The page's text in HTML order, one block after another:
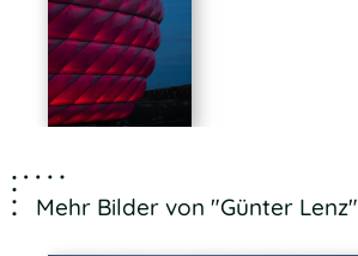
Mehr Bilder von "Günter Lenz"